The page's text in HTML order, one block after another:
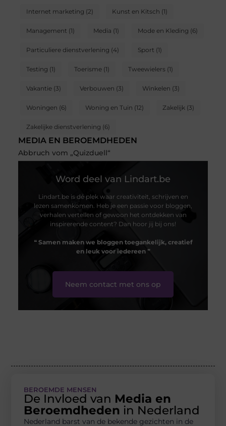
Internet marketing (2) Kunst en Kitsch (1)
Management (1) Media (1) Mode en Kleding (6)
Particuliere dienstverlening (4) Sport (1)
Testing (1) Toerisme(1) Tweewielers(1)
Vakantie(3) Verbouwen (3) Winkelen (3)
Woningen (6) Woning en Tuin (12) Zakelijk (3)
Zakelijke dienstverlening (6)
MEDIA EN BEROEMDHEDEN
Abbruch vom „Quizduell“
Word deel van Lindart.be
Lindart.be is dé plek waar creativiteit, schrijven en
lezen samenkomen. Heb je een passie voor bloggen,
verhalen vertellen of gewoon het ontdekken van
inspirerende content? Dan hoor jij bij ons!
❝ Samen maken we bloggen toegankelijk, creatief
en leuk voor iedereen❞
Neem contact met ons op
BEROEMDE MENSEN
De Invloed van Media en
Beroemdheden in Nederland
Nederland barst van de bekende gezichten in de